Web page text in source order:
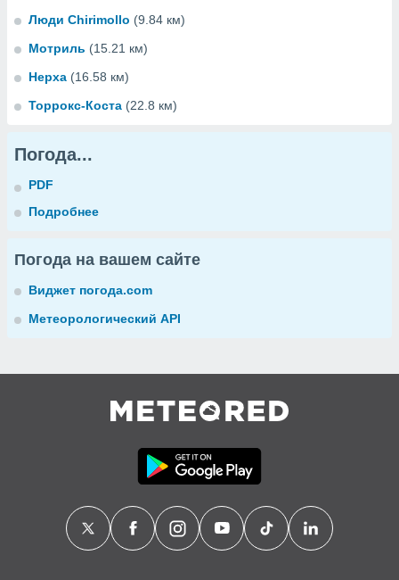
Люди Chirimollo (9.84 км)
Мотриль (15.21 км)
Нерха (16.58 км)
Торрокс-Коста (22.8 км)
Погода...
PDF
Подробнее
Погода на вашем сайте
Виджет погода.com
Метеорологический API